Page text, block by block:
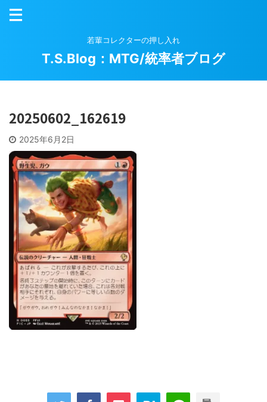
若輩コレクターの押し入れ
T.S.Blog：MTG/統率者ブログ
20250602_162619
2025年6月2日